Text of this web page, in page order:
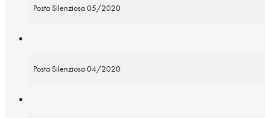
Posta Silenziosa 05/2020
Posta Silenziosa 04/2020